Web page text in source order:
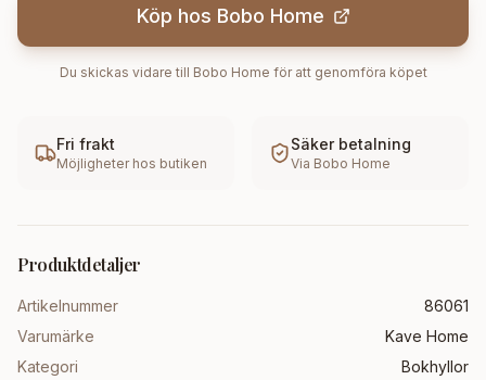
Köp hos Bobo Home
Du skickas vidare till Bobo Home för att genomföra köpet
Fri frakt
Möjligheter hos butiken
Säker betalning
Via Bobo Home
Produktdetaljer
Artikelnummer
86061
Varumärke
Kave Home
Kategori
Bokhyllor